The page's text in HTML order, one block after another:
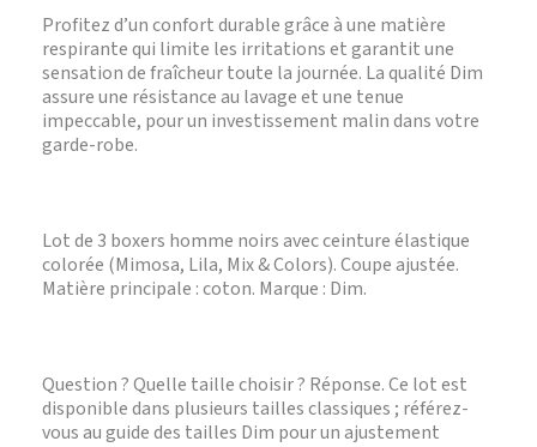
Profitez d’un confort durable grâce à une matière
respirante qui limite les irritations et garantit une
sensation de fraîcheur toute la journée. La qualité Dim
assure une résistance au lavage et une tenue
impeccable, pour un investissement malin dans votre
garde-robe.
Lot de 3 boxers homme noirs avec ceinture élastique
colorée (Mimosa, Lila, Mix & Colors). Coupe ajustée.
Matière principale : coton. Marque : Dim.
Question ? Quelle taille choisir ? Réponse. Ce lot est
disponible dans plusieurs tailles classiques ; référez-
vous au guide des tailles Dim pour un ajustement